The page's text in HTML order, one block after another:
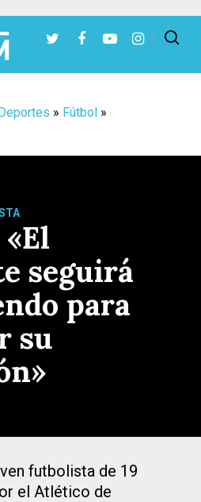
» Fútbol»
seguirá
para
su
futbolista de 19
el Atlético de